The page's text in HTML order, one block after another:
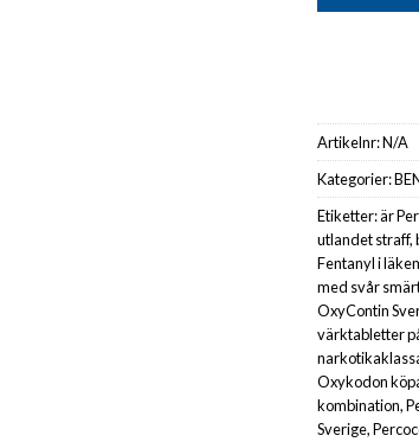
Artikelnr:N/A
Kategorier:
Etiketter:är
utlandet straff,
Fentanyl i
med svår
OxyContin
värktabletter
Oxykodon
kombination,
Sverige,